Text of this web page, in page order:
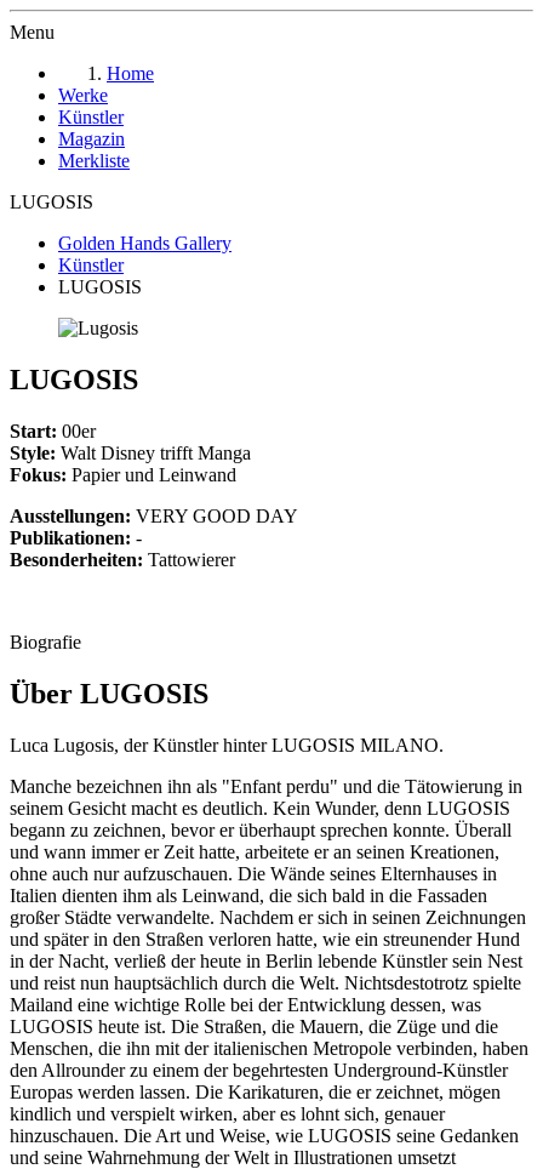
Menu
Home
Werke
Künstler
Magazin
Merkliste
LUGOSIS
Golden Hands Gallery
Künstler
LUGOSIS
LUGOSIS
Start: 00er
Style: Walt Disney trifft Manga
Fokus: Papier und Leinwand
Ausstellungen: VERY GOOD DAY
Publikationen: -
Besonderheiten: Tattowierer
Biografie
Über LUGOSIS
Luca Lugosis, der Künstler hinter LUGOSIS MILANO.
Manche bezeichnen ihn als "Enfant perdu" und die Tätowierung in
seinem Gesicht macht es deutlich. Kein Wunder, denn LUGOSIS
begann zu zeichnen, bevor er überhaupt sprechen konnte. Überall
und wann immer er Zeit hatte, arbeitete er an seinen Kreationen,
ohne auch nur aufzuschauen. Die Wände seines Elternhauses in
Italien dienten ihm als Leinwand, die sich bald in die Fassaden
großer Städte verwandelte. Nachdem er sich in seinen Zeichnungen
und später in den Straßen verloren hatte, wie ein streunender Hund
in der Nacht, verließ der heute in Berlin lebende Künstler sein Nest
und reist nun hauptsächlich durch die Welt. Nichtsdestotrotz spielte
Mailand eine wichtige Rolle bei der Entwicklung dessen, was
LUGOSIS heute ist. Die Straßen, die Mauern, die Züge und die
Menschen, die ihn mit der italienischen Metropole verbinden, haben
den Allrounder zu einem der begehrtesten Underground-Künstler
Europas werden lassen. Die Karikaturen, die er zeichnet, mögen
kindlich und verspielt wirken, aber es lohnt sich, genauer
hinzuschauen. Die Art und Weise, wie LUGOSIS seine Gedanken
und seine Wahrnehmung der Welt in Illustrationen umsetzt